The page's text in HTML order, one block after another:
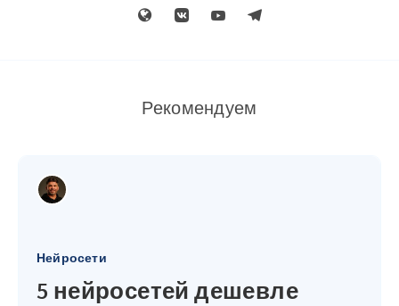
Рекомендуем
Нейросети
5 нейросетей дешевле